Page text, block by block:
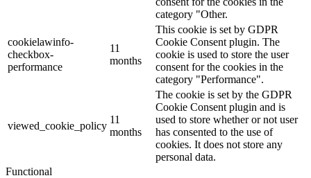
category "Other.
cookielawinfo-
checkbox-
performance
11
months
This cookie is set by GDPR
Cookie Consent plugin. The
cookie is used to store the user
consent for the cookies in the
category "Performance".
viewed_cookie_policy
11
months
The cookie is set by the GDPR
Cookie Consent plugin and is
used to store whether or not user
has consented to the use of
cookies. It does not store any
personal data.
Functional